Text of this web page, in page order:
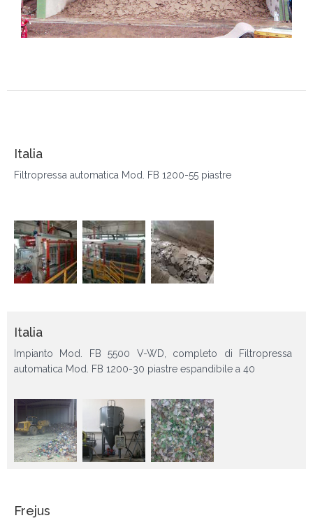
Italia
Filtropressa automatica Mod. FB 1200-55 piastre
Italia
Impianto Mod. FB 5500 V-WD, completo di Filtropressa
automatica Mod. FB 1200-30 piastre espandibile a 40
Frejus